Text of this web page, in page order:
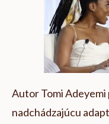
Autor Tomi
nadchádzajúcu